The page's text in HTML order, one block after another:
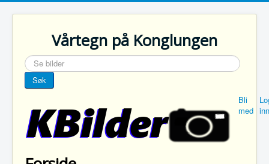
Vårtegn på Konglungen
søk
…
Søk
Bli
med inn